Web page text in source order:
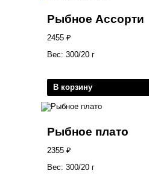
Рыбное Ассорти
2455 ₽
Вес: 300/20 г
В корзину
Рыбное плато
2355 ₽
Вес: 300/20 г